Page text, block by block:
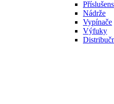
Nádrže
Vypínače
Výfuky